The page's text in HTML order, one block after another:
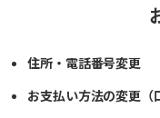
住所・電話番号変更
お支払い方法の変更（